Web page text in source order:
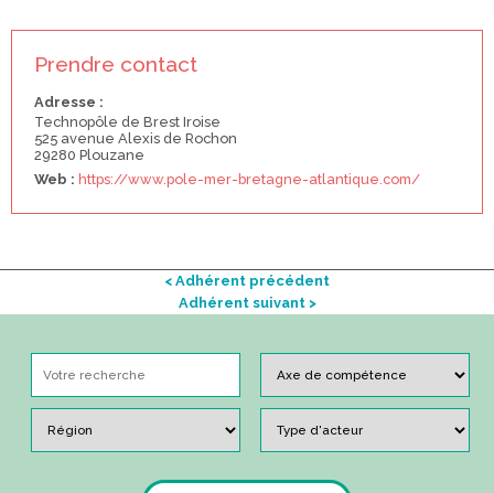
Prendre contact
Adresse :
Technopôle de Brest Iroise
525 avenue Alexis de Rochon
29280 Plouzane
Web : https://www.pole-mer-bretagne-atlantique.com/
< Adhérent précédent
Adhérent suivant >